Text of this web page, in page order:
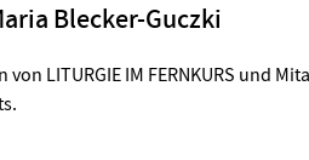
Blecker-Guczki
von LITURGIE IM FERNKURS und